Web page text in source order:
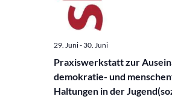
Praxiswerkstatt zur
demokratie- und
Haltungen in der
29. Juni- 30. Juni